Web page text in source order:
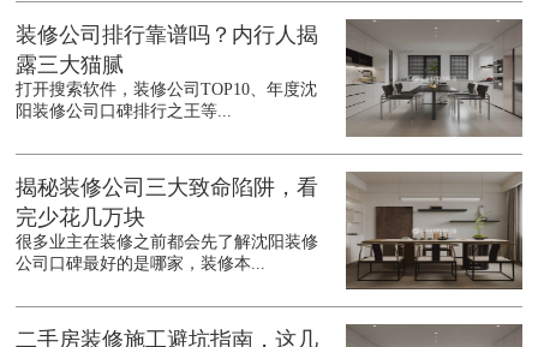
装修公司排行靠谱吗？内行人揭
露三大猫腻
打开搜索软件，装修公司TOP10、年度沈
阳装修公司口碑排行之王等...
揭秘装修公司三大致命陷阱，看
完少花几万块
很多业主在装修之前都会先了解沈阳装修
公司口碑最好的是哪家，装修本...
二手房装修施工避坑指南，这几